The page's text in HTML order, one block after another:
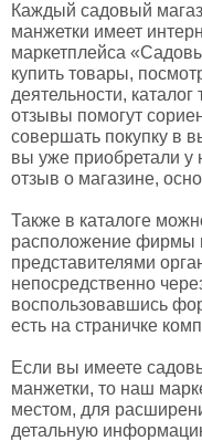
Каждый садовый
манжетки имеет
маркетплейса
купить товары,
деятельности,
отзывы помогут
совершать покупку в
вы уже приобретали у
отзыв о магазине,
Также в каталоге
расположение фирмы
представителями
непосредственно
воспользовавшись
есть на страничке
Если вы имеете
манжетки, то наш
местом, для
детальную